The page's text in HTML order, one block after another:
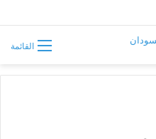
القائمة